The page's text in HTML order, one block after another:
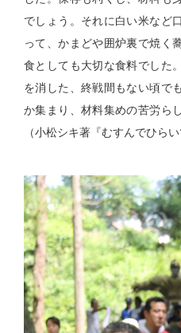
でしょう。それに白い米など
って、かまどや囲炉裏で焼く
食としても大切な食料でした
を消した、終戦間もない頃で
か集まり、材料集めの苦労ら
（小松シキ著『むすんでひらい